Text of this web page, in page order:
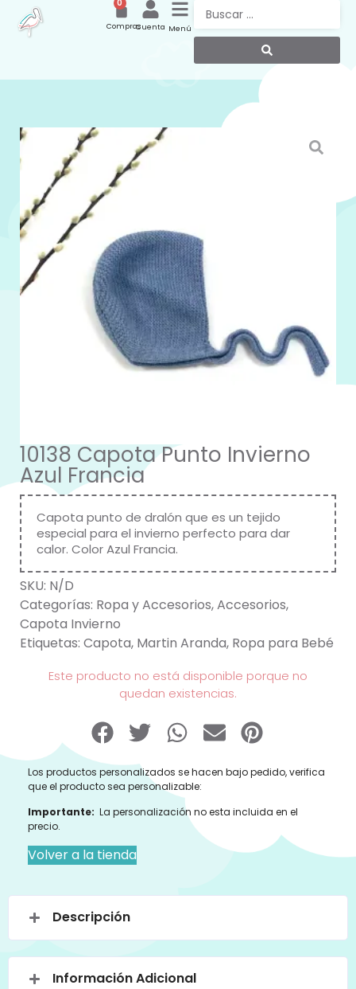
Menú
Cuenta
0
Compras
10138 Capota Punto Invierno
Azul Francia
Capota punto de dralón que es un tejido
especial para el invierno perfecto para dar
calor. Color Azul Francia.
SKU: N/D
Categorías: Ropa y Accesorios,Accesorios,
Capota Invierno
Etiquetas: Capota, Martin Aranda, Ropa para Bebé
Este producto no está disponible porque no
quedan existencias.
Los productos personalizados se hacen bajo pedido, verifica
que el producto sea personalizable:
Importante: La personalización no esta incluida en el
precio.
Volver a la tienda
Descripción
Información Adicional